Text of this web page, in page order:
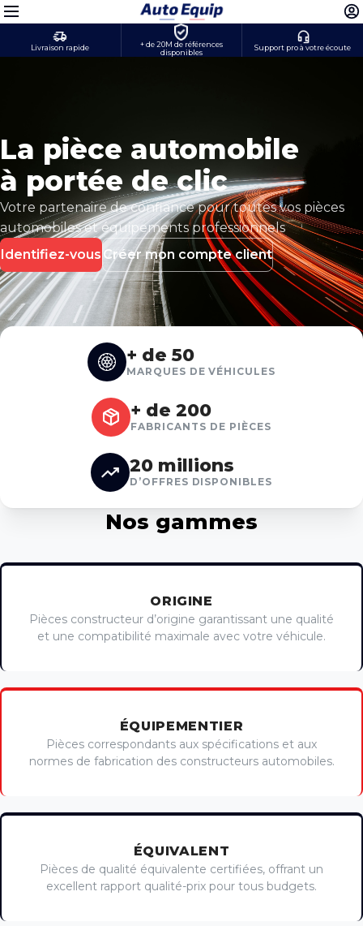
Livraison rapide
+ de 20M de références
disponibles
Support pro à votre écoute
La pièce automobile
à portée de clic
Votre partenaire de confiance pour toutes vos pièces
automobiles et équipements professionnels
Identifiez-vous Créer mon compte client
+ de 50
MARQUES DE VÉHICULES
+ de 200
FABRICANTS DE PIÈCES
20 millions
D’OFFRES DISPONIBLES
Nos gammes
ORIGINE
Pièces constructeur d’origine garantissant une qualité
et une compatibilité maximale avec votre véhicule.
ÉQUIPEMENTIER
Pièces correspondants aux spécifications et aux
normes de fabrication des constructeurs automobiles.
ÉQUIVALENT
Pièces de qualité équivalente certifiées, offrant un
excellent rapport qualité-prix pour tous budgets.